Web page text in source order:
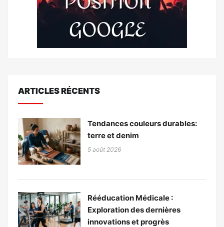
ARTICLES RÉCENTS
Tendances couleurs durables:
terre et denim
5 août 2026
Rééducation Médicale :
Exploration des dernières
innovations et progrès